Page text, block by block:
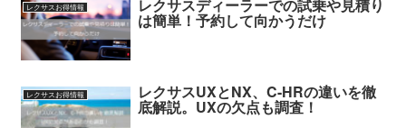
レクサスお得情報 レクサスディーラーでの試乗や見積り
は簡単！予約して向かうだけ
レクサスお得情報 レクサスUXとNX、C-HRの違いを徹
底解説。UXの欠点も調査！